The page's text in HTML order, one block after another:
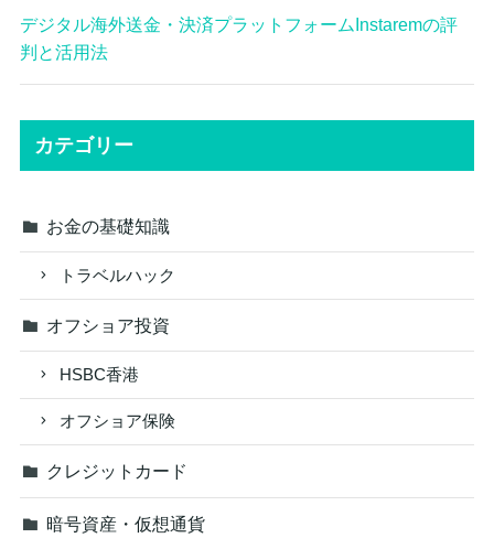
デジタル海外送金・決済プラットフォームInstaremの評
判と活用法
カテゴリー
お金の基礎知識
トラベルハック
オフショア投資
HSBC香港
オフショア保険
クレジットカード
暗号資産・仮想通貨